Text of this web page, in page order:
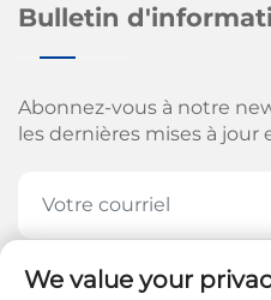
Bulletin
Abonnez-vous à notre
les dernières mises à jour
ABONNEZ-
We value your